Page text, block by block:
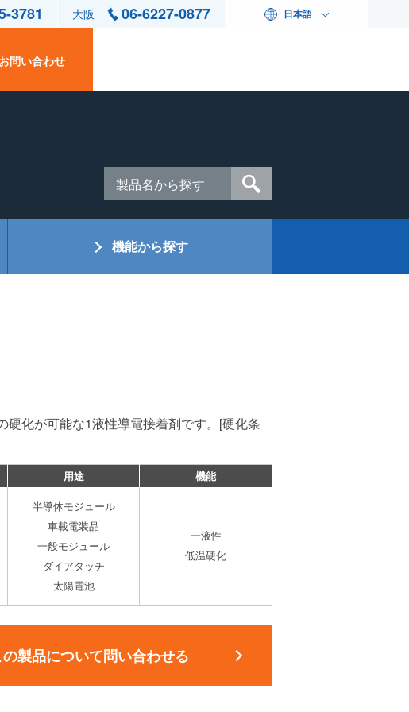
3781 大阪 06-6227-0877 日本語
お問い合わせ
機能から探す
化が可能な1液性導電接着剤です。[硬化条
用途 機能
半導体モジュール
車載電装品
一般モジュール
ダイアタッチ
太陽電池
一液性
低温硬化
の製品について問い合わせる